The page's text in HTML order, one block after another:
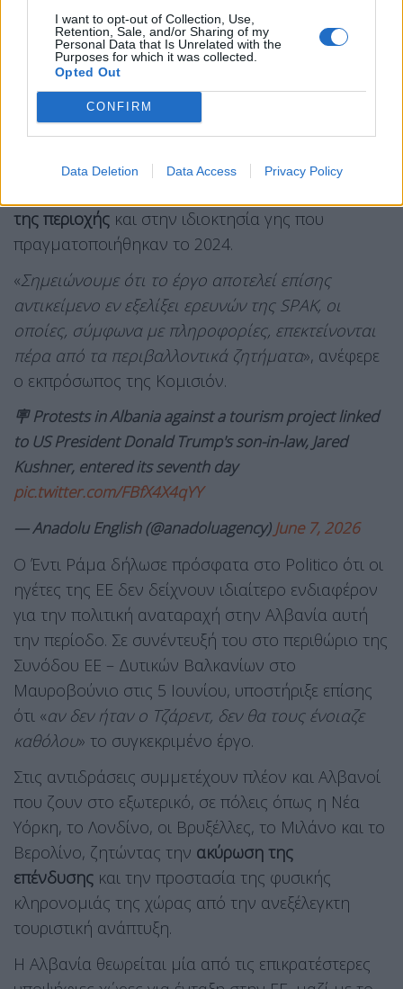
I want to opt-out of Collection, Use,
Retention, Sale, and/or Sharing of my
Personal Data that Is Unrelated with the
Purposes for which it was collected.
Opted Out
CONFIRM
Data Deletion Data Access Privacy Policy
ολοένα και περισσότερες φωνές να ζητούν την
παραίτηση του πρωθυπουργού της χώρας, Έντι
Ράμα.
Παράλληλα, η Ειδική Εισαγγελία κατά της
Διαφθοράς και του Οργανωμένου Εγκλήματος της
Αλβανίας (SPAK) έχει ξεκινήσει
έρευνα για τις
της περιοχής και στην ιδιοκτησία γης που
πραγματοποιήθηκαν το 2024.
«Σημειώνουμε ότι το έργο αποτελεί επίσης
αντικείμενο εν εξελίξει ερευνών της SPAK, οι
οποίες, σύμφωνα με πληροφορίες, επεκτείνονται
πέρα από τα περιβαλλοντικά ζητήματα», ανέφερε
ο εκπρόσωπος της Κομισιόν.
🪧 Protests in Albania against a tourism project linked
to US President Donald Trump's son-in-law, Jared
Kushner, entered its seventh day
pic.twitter.com/FBfX4X4qYY
— Anadolu English (@anadoluagency) June 7, 2026
Ο Έντι Ράμα δήλωσε πρόσφατα στο Politico ότι οι
ηγέτες της ΕΕ δεν δείχνουν ιδιαίτερο ενδιαφέρον
για την πολιτική αναταραχή στην Αλβανία αυτή
την περίοδο. Σε συνέντευξή του στο περιθώριο της
Συνόδου ΕΕ – Δυτικών Βαλκανίων στο
Μαυροβούνιο στις 5 Ιουνίου, υποστήριξε επίσης
ότι «αν δεν ήταν ο Τζάρεντ, δεν θα τους ένοιαζε
καθόλου» το συγκεκριμένο έργο.
Στις αντιδράσεις συμμετέχουν πλέον και Αλβανοί
που ζουν στο εξωτερικό, σε πόλεις όπως η Νέα
Υόρκη, το Λονδίνο, οι Βρυξέλλες, το Μιλάνο και το
Βερολίνο, ζητώντας την ακύρωση της
επένδυσης και την προστασία της φυσικής
κληρονομιάς της χώρας από την ανεξέλεγκτη
τουριστική ανάπτυξη.
Η Αλβανία θεωρείται μία από τις επικρατέστερες